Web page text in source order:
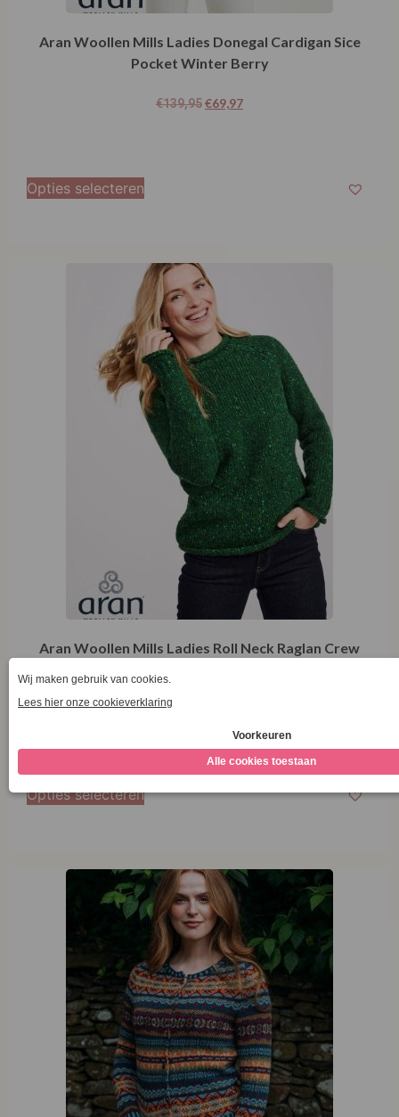
Aran Woollen Mills Ladies Donegal Cardigan Sice
Pocket Winter Berry
€139,95€69,97
Opties selecteren
Aran Woollen Mills Ladies Roll Neck Raglan Crew
Opties selecteren